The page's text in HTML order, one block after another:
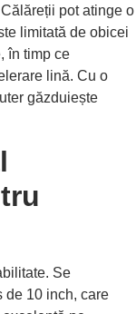
pot atinge o
limitată de obicei
în timp ce
lină. Cu o
găzduiește
Se
de 10 inch, care